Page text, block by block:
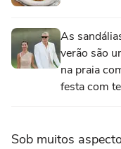
As
verão são
na praia
festa com
Sob muitos